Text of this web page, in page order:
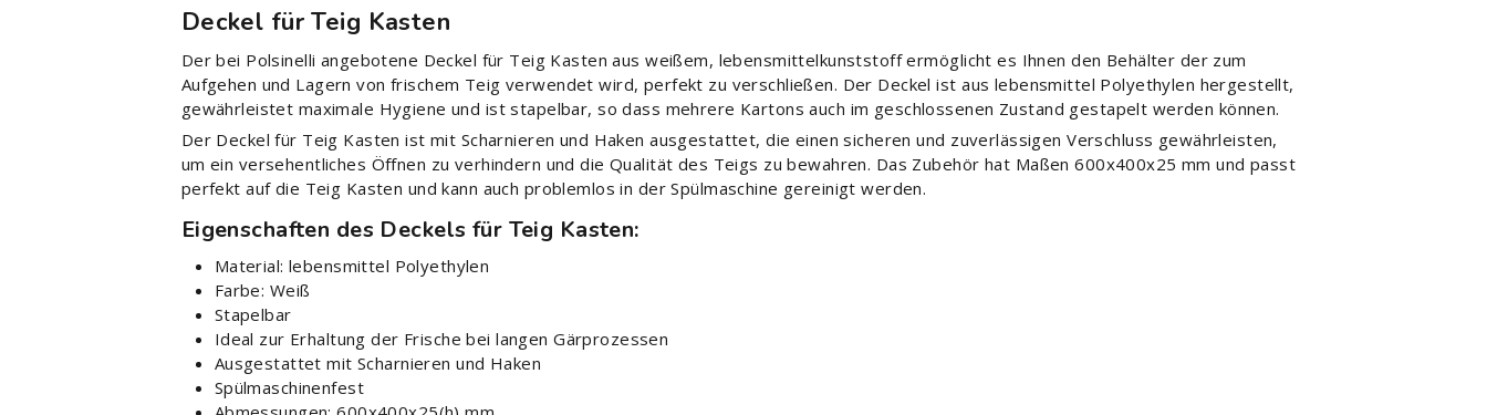
Deckel für Teig Kasten
Der bei Polsinelli angebotene Deckel für Teig Kasten aus weißem, lebensmittelkunststoff ermöglicht es Ihnen den Behälter der zum
Aufgehen und Lagern von frischem Teig verwendet wird, perfekt zu verschließen. Der Deckel ist aus lebensmittel Polyethylen hergestellt,
gewährleistet maximale Hygiene und ist stapelbar, so dass mehrere Kartons auch im geschlossenen Zustand gestapelt werden können.
Der Deckel für Teig Kasten ist mit Scharnieren und Haken ausgestattet, die einen sicheren und zuverlässigen Verschluss gewährleisten,
um ein versehentliches Öffnen zu verhindern und die Qualität des Teigs zu bewahren. Das Zubehör hat Maßen 600x400x25 mm und passt
perfekt auf die Teig Kasten und kann auch problemlos in der Spülmaschine gereinigt werden.
Eigenschaften des Deckels für Teig Kasten:
Material: lebensmittel Polyethylen
Farbe: Weiß
Stapelbar
Ideal zur Erhaltung der Frische bei langen Gärprozessen
Ausgestattet mit Scharnieren und Haken
Spülmaschinenfest